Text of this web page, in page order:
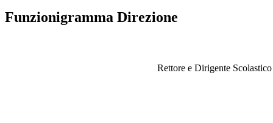
Funzionigramma Direzione
Rettore e Dirigente Scolastico